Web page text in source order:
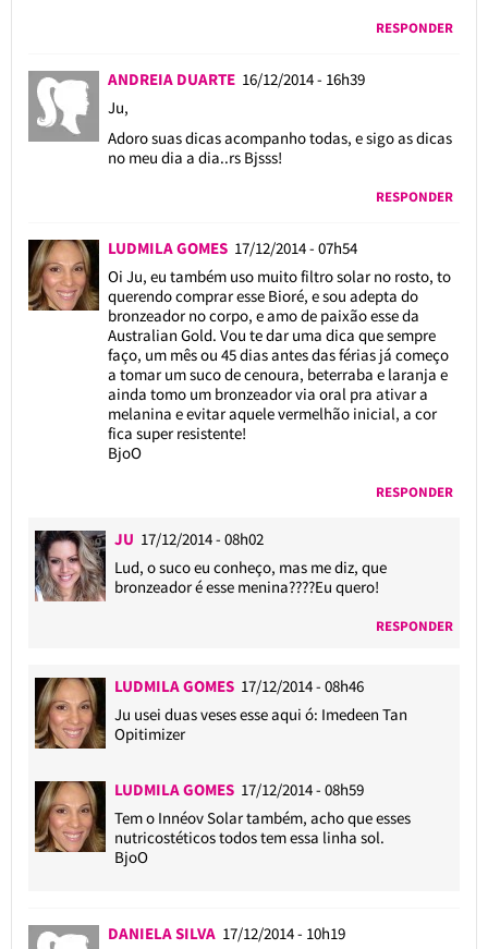
RESPONDER
ANDREIA DUARTE 16/12/2014 - 16h39
Ju,
Adoro suas dicas acompanho todas, e sigo as dicas
no meu dia a dia..rs Bjsss!
RESPONDER
LUDMILA GOMES 17/12/2014 - 07h54
Oi Ju, eu também uso muito filtro solar no rosto, to
querendo comprar esse Bioré, e sou adepta do
bronzeador no corpo, e amo de paixão esse da
Australian Gold. Vou te dar uma dica que sempre
faço, um mês ou 45 dias antes das férias já começo
a tomar um suco de cenoura, beterraba e laranja e
ainda tomo um bronzeador via oral pra ativar a
melanina e evitar aquele vermelhão inicial, a cor
fica super resistente!
BjoO
RESPONDER
JU 17/12/2014 - 08h02
Lud, o suco eu conheço, mas me diz, que
bronzeador é esse menina????Eu quero!
RESPONDER
LUDMILA GOMES 17/12/2014 - 08h46
Ju usei duas veses esse aqui ó: Imedeen Tan
Opitimizer
LUDMILA GOMES 17/12/2014 - 08h59
Tem o Innéov Solar também, acho que esses
nutricostéticos todos tem essa linha sol.
BjoO
DANIELA SILVA 17/12/2014 - 10h19